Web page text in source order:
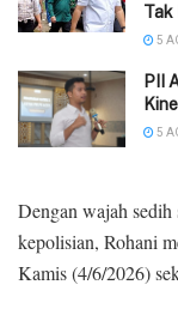
Tak
5
‎PII
5
Dengan wajah
kepolisian, Rohani
Kamis (4/6/2026)